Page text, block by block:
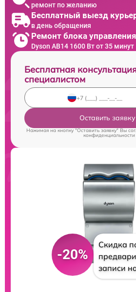
ремонт по желанию
Бесплатный выезд
в день обращения
Ремонт блока
Dyson AB14 1600 Вт от 35 минут
Бесплатная
специалистом
Оставить заявку
Нажимая на кнопку "Оставить заявку" Вы
конфиденциальности
-20%
Скидка
записи